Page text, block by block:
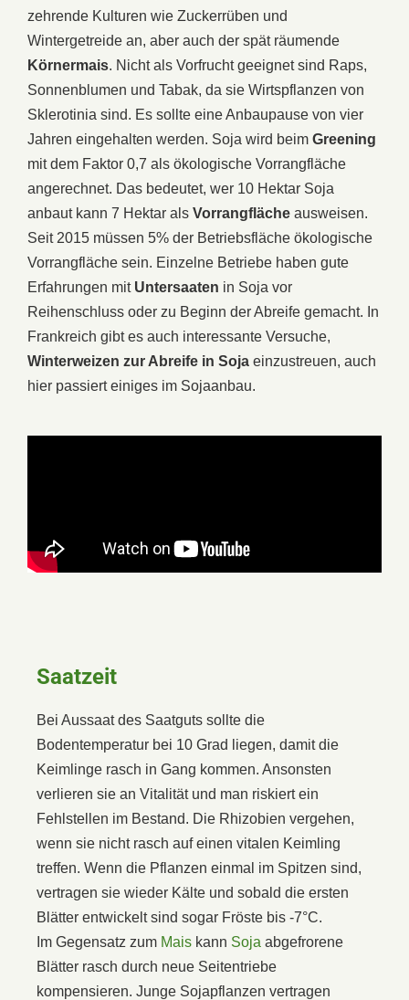
zehrende Kulturen wie Zuckerrüben und
Wintergetreide an, aber auch der spät räumende
Körnermais. Nicht als Vorfrucht geeignet sind Raps,
Sonnenblumen und Tabak, da sie Wirtspflanzen von
Sklerotinia sind. Es sollte eine Anbaupause von vier
Jahren eingehalten werden. Soja wird beim Greening
mit dem Faktor 0,7 als ökologische Vorrangfläche
angerechnet. Das bedeutet, wer 10 Hektar Soja
anbaut kann 7 Hektar als Vorrangfläche ausweisen.
Seit 2015 müssen 5% der Betriebsfläche ökologische
Vorrangfläche sein. Einzelne Betriebe haben gute
Erfahrungen mit Untersaaten in Soja vor
Reihenschluss oder zu Beginn der Abreife gemacht. In
Frankreich gibt es auch interessante Versuche,
Winterweizen zur Abreife in Soja einzustreuen, auch
hier passiert einiges im Sojaanbau.
Saatzeit
Bei Aussaat des Saatguts sollte die
Bodentemperatur bei 10 Grad liegen, damit die
Keimlinge rasch in Gang kommen. Ansonsten
verlieren sie an Vitalität und man riskiert ein
Fehlstellen im Bestand. Die Rhizobien vergehen,
wenn sie nicht rasch auf einen vitalen Keimling
treffen. Wenn die Pflanzen einmal im Spitzen sind,
vertragen sie wieder Kälte und sobald die ersten
Blätter entwickelt sind sogar Fröste bis -7°C.
Im Gegensatz zum Mais kann Soja abgefrorene
Blätter rasch durch neue Seitentriebe
kompensieren. Junge Sojapflanzen vertragen